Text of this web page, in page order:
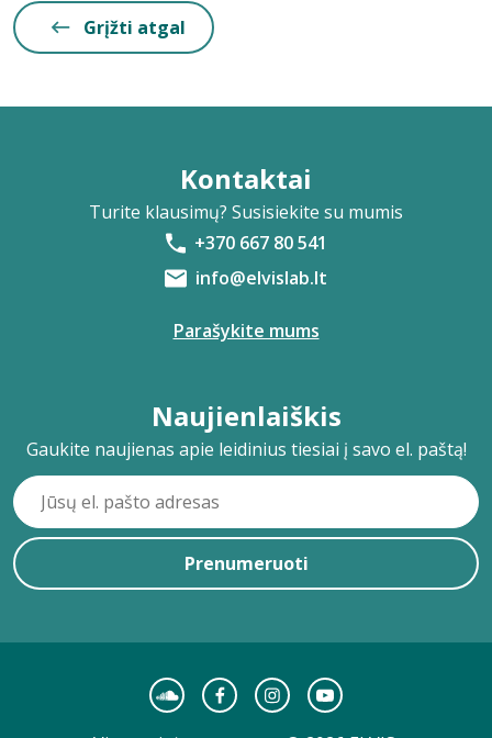
Grįžti atgal
Kontaktai
Turite klausimų? Susisiekite su mumis
+370 667 80 541
info@elvislab.lt
Parašykite mums
Naujienlaiškis
Gaukite naujienas apie leidinius tiesiai į savo el. paštą!
Prenumeruoti